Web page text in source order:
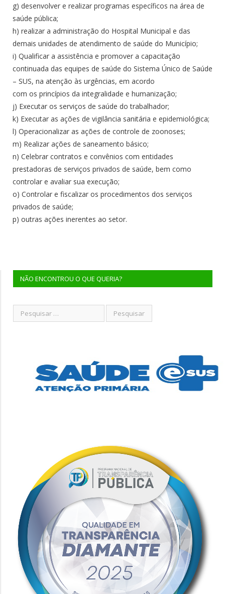
g) desenvolver e realizar programas específicos na área de
saúde pública;
h) realizar a administração do Hospital Municipal e das
demais unidades de atendimento de saúde do Município;
i) Qualificar a assistência e promover a capacitação
continuada das equipes de saúde do Sistema Único de Saúde
– SUS, na atenção às urgências, em acordo
com os princípios da integralidade e humanização;
j) Executar os serviços de saúde do trabalhador;
k) Executar as ações de vigilância sanitária e epidemiológica;
l) Operacionalizar as ações de controle de zoonoses;
m) Realizar ações de saneamento básico;
n) Celebrar contratos e convênios com entidades
prestadoras de serviços privados de saúde, bem como
controlar e avaliar sua execução;
o) Controlar e fiscalizar os procedimentos dos serviços
privados de saúde;
p) outras ações inerentes ao setor.
NÃO ENCONTROU O QUE QUERIA?